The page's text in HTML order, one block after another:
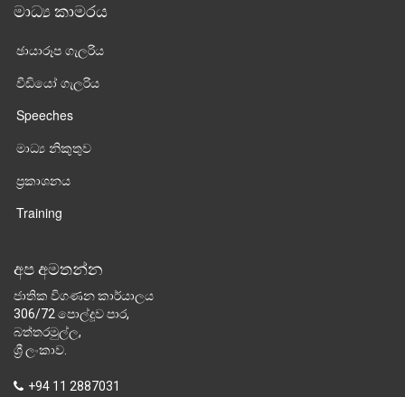
මාධ්‍ය කාමරය
ඡායාරූප ගැලරිය
වීඩියෝ ගැලරිය
Speeches
මාධ්‍ය නිකුතුව
ප්‍රකාශනය
Training
අප අමතන්න
ජාතික විගණන කාර්යාලය
306/72 පොල්දූව පාර,
බත්තරමුල්ල,
ශ්‍රී ලංකාව.
+94 11 2887031